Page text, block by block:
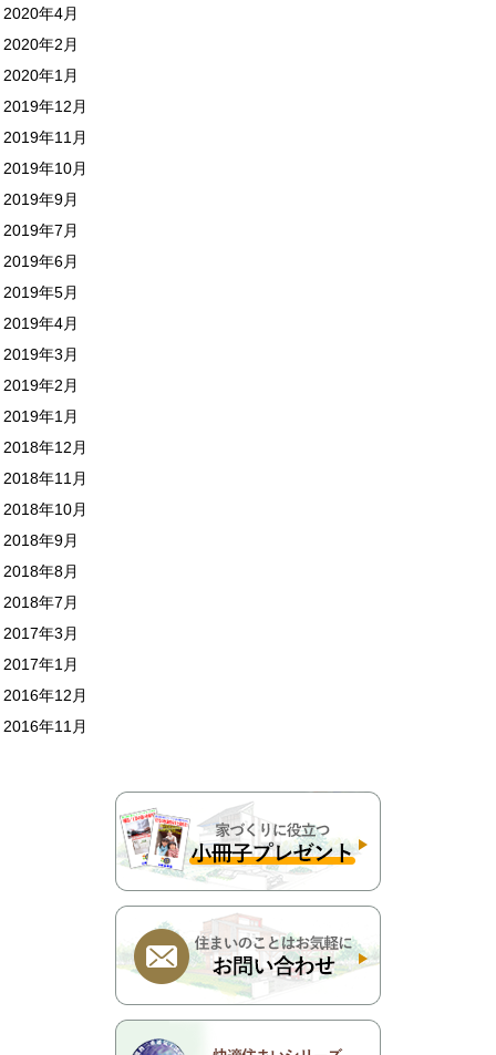
2020年4月
2020年2月
2020年1月
2019年12月
2019年11月
2019年10月
2019年9月
2019年7月
2019年6月
2019年5月
2019年4月
2019年3月
2019年2月
2019年1月
2018年12月
2018年11月
2018年10月
2018年9月
2018年8月
2018年7月
2017年3月
2017年1月
2016年12月
2016年11月